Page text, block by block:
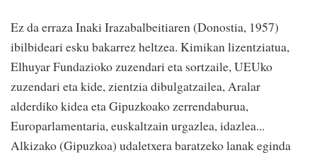
Ez da erraza Inaki Irazabalbeitiaren (Donostia, 1957)
ibilbideari esku bakarrez heltzea. Kimikan lizentziatua,
Elhuyar Fundazioko zuzendari eta sortzaile, UEUko
zuzendari eta kide, zientzia dibulgatzailea, Aralar
alderdiko kidea eta Gipuzkoako zerrendaburua,
Europarlamentaria, euskaltzain urgazlea, idazlea...
Alkizako (Gipuzkoa) udaletxera baratzeko lanak eginda